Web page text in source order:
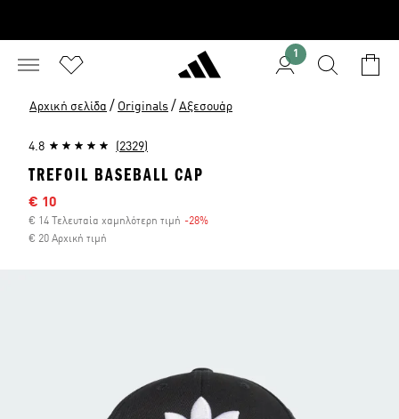
1
Αρχική σελίδα / Originals / Αξεσουάρ
4.8 (2329)
TREFOIL BASEBALL CAP
Τιμή έκπτωσης
€ 10
€ 14 Τελευταία χαμηλότερη τιμή -28%
€ 20 Αρχική τιμή